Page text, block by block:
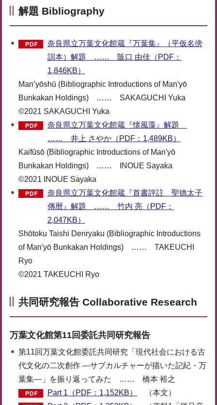
解題 Bibliography
奈良県立万葉文化館蔵『万葉集』（平仮名傍
訓本）解題 …… 阪口 由佳（PDF：
1,846KB）
Man’yōshū (Bibliographic Introductions of Man'yō
Bunkakan Holdings) …… SAKAGUCHI Yuka
©2021 SAKAGUCHI Yuka
奈良県立万葉文化館蔵『懐風藻』解題
…… 井上 さやか（PDF：1,489KB）
Kaifūsō (Bibliographic Introductions of Man'yō
Bunkakan Holdings) …… INOUE Sayaka
©2021 INOUE Sayaka
奈良県立万葉文化館蔵『首書評註 聖德太子
傳暦』解題 …… 竹内 亮（PDF：
2,047KB）
Shōtoku Taishi Denryaku (Bibliographic Introductions
of Man'yō Bunkakan Holdings) …… TAKEUCHI
Ryo
©2021 TAKEUCHI Ryo
共同研究報告 Collaborative Research
万葉文化館第11回委託共同研究報告
第11回万葉文化館委託共同研究「現代社会における古
代文化の二次創作 ―サブカルチャーが描いた記紀・万
葉集―」を振り返ってみた …… 橋本 裕之
Part 1（PDF：1,152KB）
（本文）